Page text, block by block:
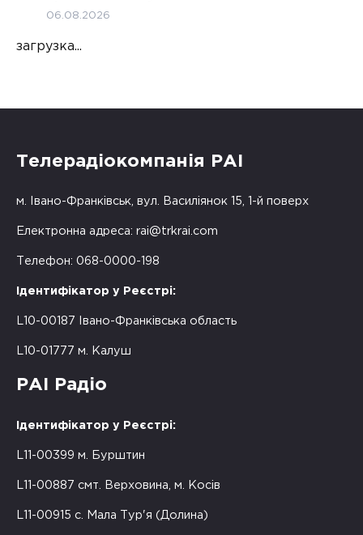
06.08.2026
загрузка...
Телерадіокомпанія РАІ
м. Івано-Франківськ, вул. Василіянок 15, 1-й поверх
Електронна адреса: rai@trkrai.com
Телефон: 068-0000-198
Ідентифікатор у Реєстрі:
L10-00187 Івано-Франківська область
L10-01777 м. Калуш
РАІ Радіо
Ідентифікатор у Реєстрі:
L11-00399 м. Бурштин
L11-00887 смт. Верховина, м. Косів
L11-00915 с. Мала Тур'я (Долина)